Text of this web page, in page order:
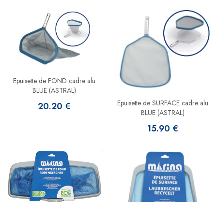
Epuisette de FOND cadre alu
BLUE (ASTRAL)
20.20 €
Epuisette de SURFACE cadre alu
BLUE (ASTRAL)
15.90 €